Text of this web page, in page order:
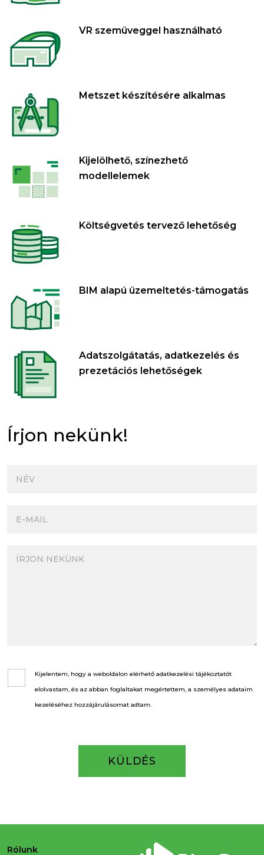
VR szemüveggel használható
Metszet készítésére alkalmas
Kijelölhető, színezhető
modellelemek
Költségvetés tervező lehetőség
BIM alapú üzemeltetés-támogatás
Adatszolgátatás, adatkezelés és
prezetációs lehetőségek
Írjon nekünk!
Kijelentem, hogy a weboldalon elérhető adatkezelési tájékoztatót
elolvastam, és az abban foglaltakat megértettem, a személyes adataim
kezeléséhez hozzájárulásomat adtam.
Rólunk